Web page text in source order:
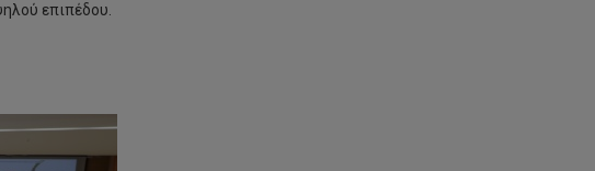
επιπέδου.